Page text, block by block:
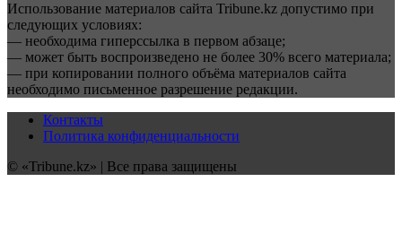
Использование материалов сайта Tribune.kz допустимо при
следующих условиях:
— необходима гиперссылка в первом абзаце;
— может быть воспроизведено не более 30% всего материала;
— при копировании полного объёма материалов сайта
необходимо письменное разрешение редакции.
Контакты
Политика конфиденциальности
© «Tribune.kz» | Все права защищены